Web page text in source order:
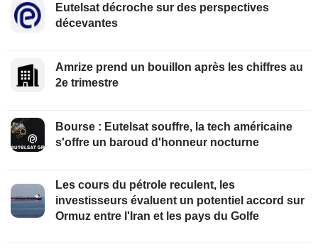
Eutelsat décroche sur des perspectives
décevantes
Amrize prend un bouillon après les chiffres au
2e trimestre
Bourse : Eutelsat souffre, la tech américaine
s'offre un baroud d'honneur nocturne
Les cours du pétrole reculent, les
investisseurs évaluent un potentiel accord sur
Ormuz entre l'Iran et les pays du Golfe